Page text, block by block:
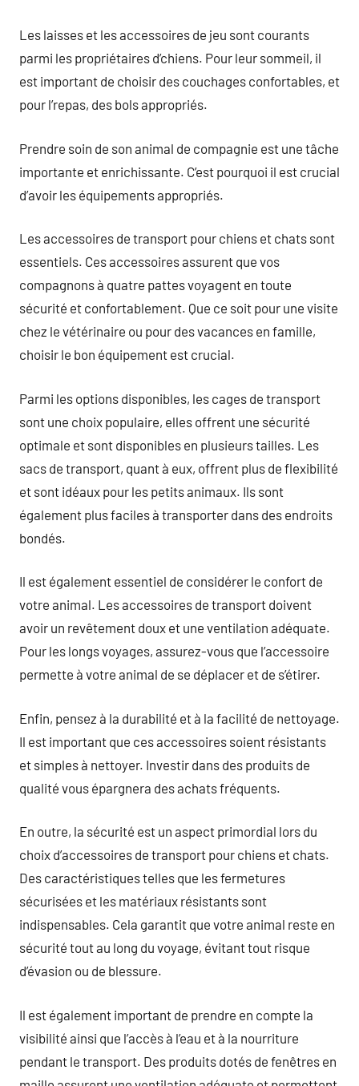
Les laisses et les accessoires de jeu sont courants
parmi les propriétaires d’chiens. Pour leur sommeil, il
est important de choisir des couchages confortables, et
pour l’repas, des bols appropriés.
Prendre soin de son animal de compagnie est une tâche
importante et enrichissante. C’est pourquoi il est crucial
d’avoir les équipements appropriés.
Les accessoires de transport pour chiens et chats sont
essentiels. Ces accessoires assurent que vos
compagnons à quatre pattes voyagent en toute
sécurité et confortablement. Que ce soit pour une visite
chez le vétérinaire ou pour des vacances en famille,
choisir le bon équipement est crucial.
Parmi les options disponibles, les cages de transport
sont une choix populaire, elles offrent une sécurité
optimale et sont disponibles en plusieurs tailles. Les
sacs de transport, quant à eux, offrent plus de flexibilité
et sont idéaux pour les petits animaux. Ils sont
également plus faciles à transporter dans des endroits
bondés.
Il est également essentiel de considérer le confort de
votre animal. Les accessoires de transport doivent
avoir un revêtement doux et une ventilation adéquate.
Pour les longs voyages, assurez-vous que l’accessoire
permette à votre animal de se déplacer et de s’étirer.
Enfin, pensez à la durabilité et à la facilité de nettoyage.
Il est important que ces accessoires soient résistants
et simples à nettoyer. Investir dans des produits de
qualité vous épargnera des achats fréquents.
En outre, la sécurité est un aspect primordial lors du
choix d’accessoires de transport pour chiens et chats.
Des caractéristiques telles que les fermetures
sécurisées et les matériaux résistants sont
indispensables. Cela garantit que votre animal reste en
sécurité tout au long du voyage, évitant tout risque
d’évasion ou de blessure.
Il est également important de prendre en compte la
visibilité ainsi que l’accès à l’eau et à la nourriture
pendant le transport. Des produits dotés de fenêtres en